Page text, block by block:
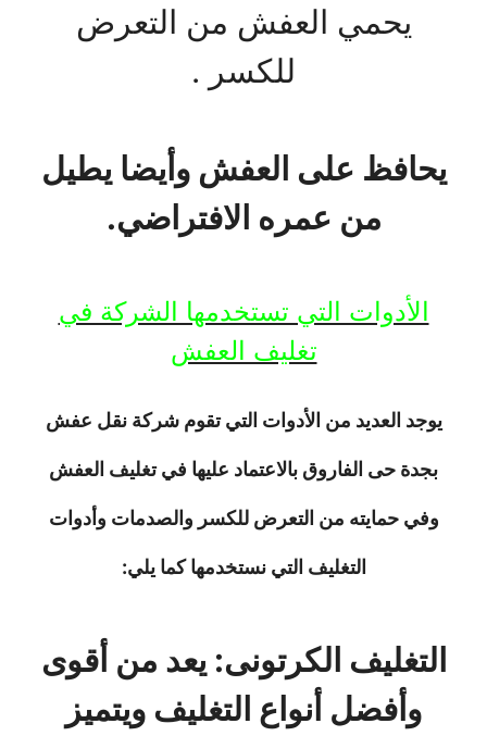
يحمي العفش من التعرض
للكسر .
يحافظ على العفش وأيضا يطيل
من عمره الافتراضي.
الأدوات التي تستخدمها الشركة في
تغليف العفش
يوجد العديد من الأدوات التي تقوم شركة نقل عفش
بجدة حى الفاروق بالاعتماد عليها في تغليف العفش
وفي حمايته من التعرض للكسر والصدمات وأدوات
التغليف التي نستخدمها كما يلي:
التغليف الكرتونى: يعد من أقوى
وأفضل أنواع التغليف ويتميز